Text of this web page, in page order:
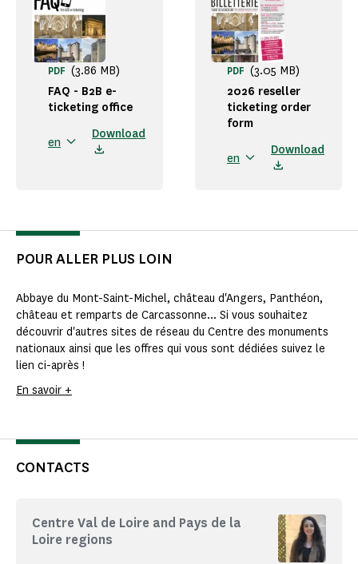
FAQ - B2B e-
ticketing office
PDF (3.86 MB)
en
Download
2026 reseller
ticketing order
form
PDF (3.05 MB)
en
Download
POUR ALLER PLUS LOIN
Abbaye du Mont-Saint-Michel, château d'Angers, Panthéon,
château et remparts de Carcassonne... Si vous souhaitez
découvrir d'autres sites de réseau du Centre des monuments
nationaux ainsi que les offres qui vous sont dédiées suivez le
lien ci-après !
En savoir +
CONTACTS
Centre Val de Loire and Pays de la
Loire regions